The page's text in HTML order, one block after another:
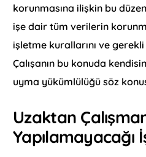
korunmasına ilişkin bu
işe dair tüm verilerin
işletme kurallarını ve
Çalışanın bu konuda
uyma yükümlülüğü söz
Uzaktan
Yapılamayacağı